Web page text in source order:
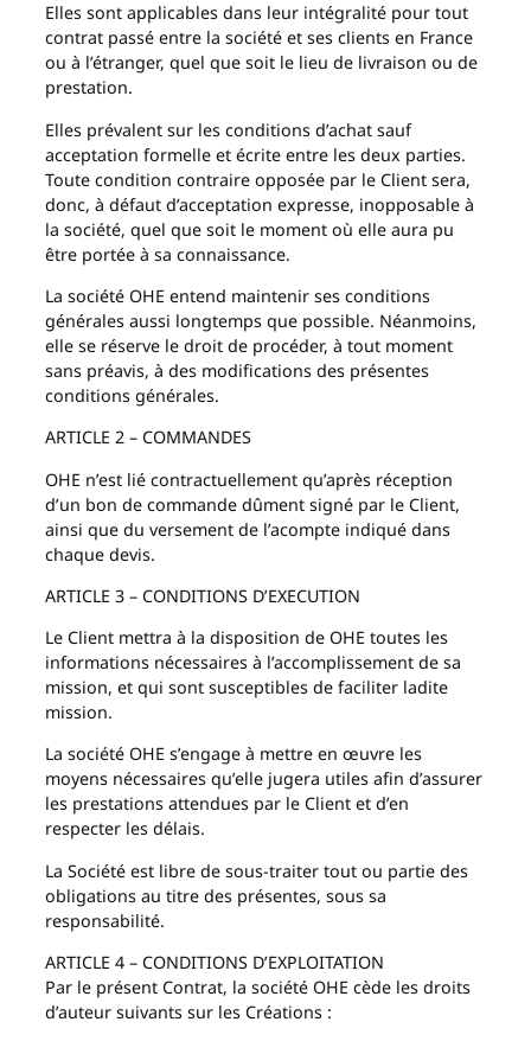
Elles sont applicables dans leur intégralité pour tout
contrat passé entre la société et ses clients en France
ou à l’étranger, quel que soit le lieu de livraison ou de
prestation.
Elles prévalent sur les conditions d’achat sauf
acceptation formelle et écrite entre les deux parties.
Toute condition contraire opposée par le Client sera,
donc, à défaut d’acceptation expresse, inopposable à
la société, quel que soit le moment où elle aura pu
être portée à sa connaissance.
La société OHE entend maintenir ses conditions
générales aussi longtemps que possible. Néanmoins,
elle se réserve le droit de procéder, à tout moment
sans préavis, à des modifications des présentes
conditions générales.
ARTICLE 2 – COMMANDES
OHE n’est lié contractuellement qu’après réception
d’un bon de commande dûment signé par le Client,
ainsi que du versement de l’acompte indiqué dans
chaque devis.
ARTICLE 3 – CONDITIONS D’EXECUTION
Le Client mettra à la disposition de OHE toutes les
informations nécessaires à l’accomplissement de sa
mission, et qui sont susceptibles de faciliter ladite
mission.
La société OHE s’engage à mettre en œuvre les
moyens nécessaires qu’elle jugera utiles afin d’assurer
les prestations attendues par le Client et d’en
respecter les délais.
La Société est libre de sous-traiter tout ou partie des
obligations au titre des présentes, sous sa
responsabilité.
ARTICLE 4 – CONDITIONS D’EXPLOITATION
Par le présent Contrat, la société OHE cède les droits
d’auteur suivants sur les Créations :